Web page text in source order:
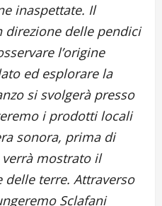
inaspettate. Il
direzione delle pendici
l’origine
ed esplorare la
si svolgerà presso
i prodotti locali
sonora, prima di
mostrato il
delle terre. Attraverso
Sclafani